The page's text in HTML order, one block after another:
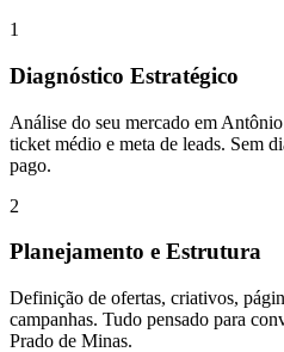
1
Diagnóstico Estratégico
Análise do seu mercado em
ticket médio e meta de leads. Sem
pago.
2
Planejamento e Estrutura
Definição de ofertas, criativos,
campanhas. Tudo pensado para
Prado de Minas.